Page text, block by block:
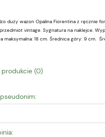
duży wazon Opalina Fiorentina z ręcznie
vintage. Sygnatura na naklejce.
maksymalna: 18 cm. Średnica góry: 9 cm.
(0)